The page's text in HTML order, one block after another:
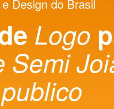
Design do Brasil
Logo
Semi